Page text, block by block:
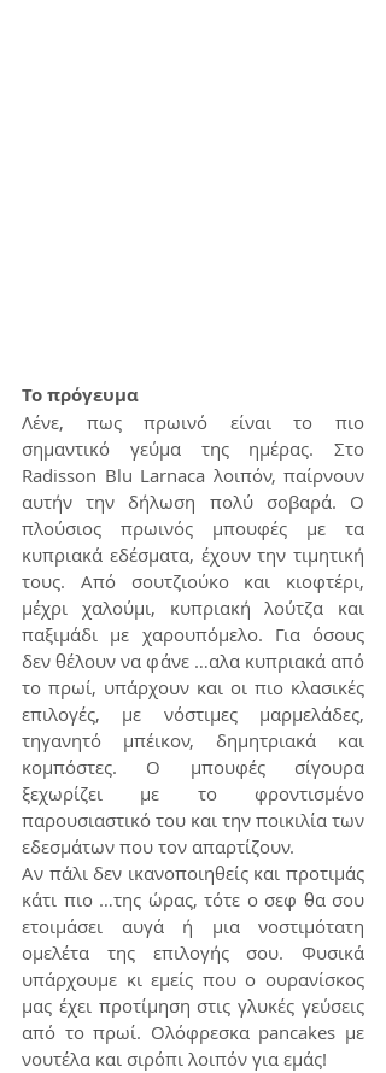
Το πρόγευμα
Λένε, πως πρωινό είναι το πιο
σημαντικό γεύμα της ημέρας. Στο
Radisson Blu Larnaca λοιπόν, παίρνουν
αυτήν την δήλωση πολύ σοβαρά. Ο
πλούσιος πρωινός μπουφές με τα
κυπριακά εδέσματα, έχουν την τιμητική
τους. Από σουτζιούκο και κιοφτέρι,
μέχρι χαλούμι, κυπριακή λούτζα και
παξιμάδι με χαρουπόμελο. Για όσους
δεν θέλουν να φάνε …αλα κυπριακά από
το πρωί, υπάρχουν και οι πιο κλασικές
επιλογές, με νόστιμες μαρμελάδες,
τηγανητό μπέικον, δημητριακά και
κομπόστες. Ο μπουφές σίγουρα
ξεχωρίζει με το φροντισμένο
παρουσιαστικό του και την ποικιλία των
εδεσμάτων που τον απαρτίζουν.
Αν πάλι δεν ικανοποιηθείς και προτιμάς
κάτι πιο …της ώρας, τότε ο σεφ θα σου
ετοιμάσει αυγά ή μια νοστιμότατη
ομελέτα της επιλογής σου. Φυσικά
υπάρχουμε κι εμείς που ο ουρανίσκος
μας έχει προτίμηση στις γλυκές γεύσεις
από το πρωί. Ολόφρεσκα pancakes με
νουτέλα και σιρόπι λοιπόν για εμάς!